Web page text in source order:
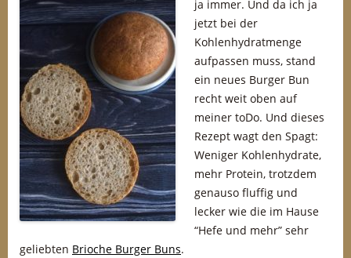
ja immer. Und da ich ja
jetzt bei der
Kohlenhydratmenge
aufpassen muss, stand
ein neues Burger Bun
recht weit oben auf
meiner toDo. Und dieses
Rezept wagt den Spagt:
Weniger Kohlenhydrate,
mehr Protein, trotzdem
genauso fluffig und
lecker wie die im Hause
“Hefe und mehr” sehr
geliebten Brioche Burger Buns.